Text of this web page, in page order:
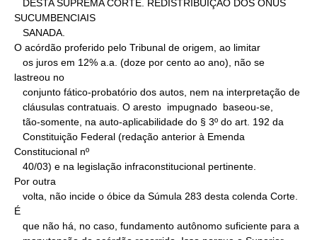
SUCUMBENCIAIS
O acórdão proferido pelo Tribunal de origem, ao limitar
lastreou no
Constitucional nº
Por outra
É